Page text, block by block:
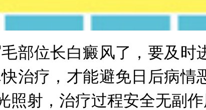
位长白癜风了，要及时
治疗，才能避免日后病
照射，治疗过程安全无副作